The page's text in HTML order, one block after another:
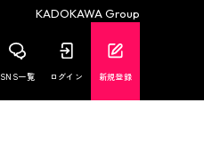
KADOKAWA Group
SNS一覧 ログイン 新規登録